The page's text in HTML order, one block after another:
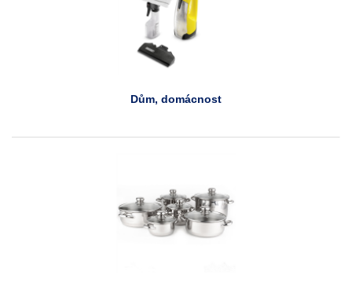
Dům, domácnost